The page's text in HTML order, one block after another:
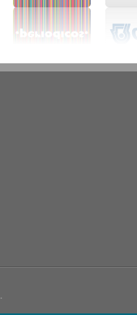
.